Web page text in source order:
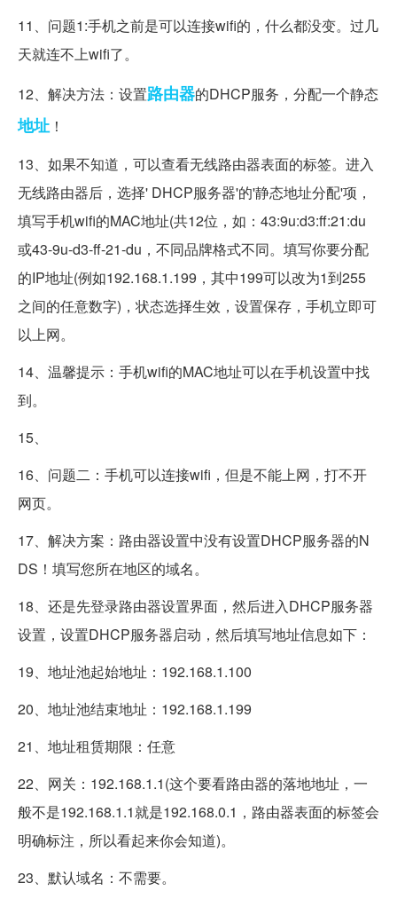
11、问题1:手机之前是可以连接wifi的，什么都没变。过几
天就连不上wifi了。
12、解决方法：设置路由器的DHCP服务，分配一个静态
地址 ！
13、如果不知道，可以查看无线路由器表面的标签。进入
无线路由器后，选择' DHCP服务器'的'静态地址分配'项，
填写手机wifi的MAC地址(共12位，如：43:9u:d3:ff:21:du
或43-9u-d3-ff-21-du，不同品牌格式不同。填写你要分配
的IP地址(例如192.168.1.199，其中199可以改为1到255
之间的任意数字)，状态选择生效，设置保存，手机立即可
以上网。
14、温馨提示：手机wifi的MAC地址可以在手机设置中找
到。
15、
16、问题二：手机可以连接wifi，但是不能上网，打不开
网页。
17、解决方案：路由器设置中没有设置DHCP服务器的N
DS！填写您所在地区的域名。
18、还是先登录路由器设置界面，然后进入DHCP服务器
设置，设置DHCP服务器启动，然后填写地址信息如下：
19、地址池起始地址：192.168.1.100
20、地址池结束地址：192.168.1.199
21、地址租赁期限：任意
22、网关：192.168.1.1(这个要看路由器的落地地址，一
般不是192.168.1.1就是192.168.0.1，路由器表面的标签会
明确标注，所以看起来你会知道)。
23、默认域名：不需要。